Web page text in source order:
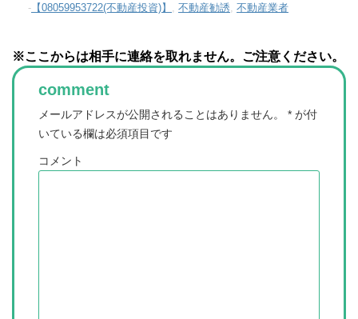
- 【08059953722(不動産投資)】 不動産勧誘 不動産業者
※ここからは相手に連絡を取れません。ご注意ください。
comment
メールアドレスが公開されることはありません。 * が付
いている欄は必須項目です
コメント